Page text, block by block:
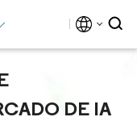
DE IA